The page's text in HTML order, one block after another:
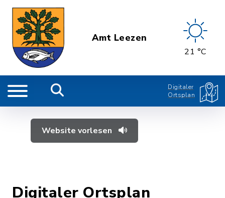
Amt Leezen
21 °C
Digitaler
Ortsplan
Website vorlesen
Digitaler Ortsplan